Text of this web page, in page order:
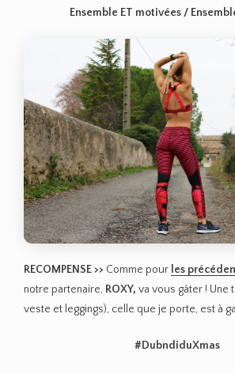
Ensemble ET motivées /
RECOMPENSE >> Comme pour les
notre partenaire, ROXY, va vous gâter ! Une
veste et leggings), celle que je porte, est à
#DubndiduXmas